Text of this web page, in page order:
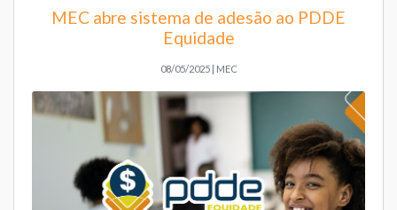
MEC abre sistema de adesão ao PDDE
Equidade
08/05/2025 | MEC